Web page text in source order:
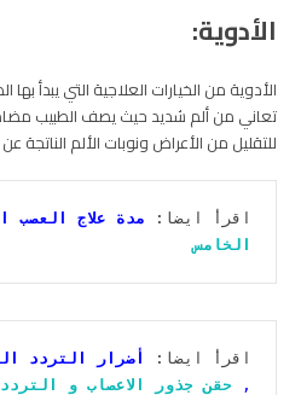
الأدوية:
الأدوية من الخيارات العلاجية التي يبدأ
تعاني من ألم شديد حيث يصف الطبيب
للتقليل من الأعراض ونوبات الألم
اقرأ ايضا: مدة علاج العصب
الخامس
اقرأ ايضا:
أضرار التردد
, حقن جذور الاعصاب و